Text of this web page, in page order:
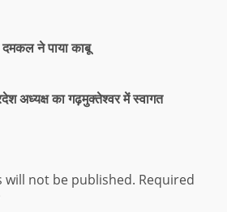
ने पाया काबू
अध्यक्ष का गढ़मुक्तेश्वर में स्वागत
will not be published. Required